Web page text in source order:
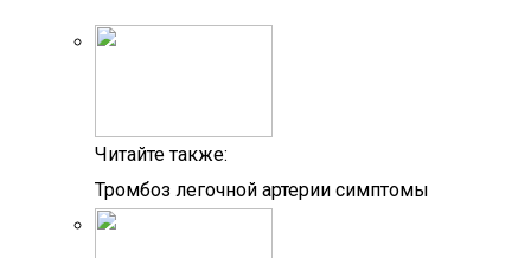
Читайте также:
Тромбоз легочной артерии симптомы